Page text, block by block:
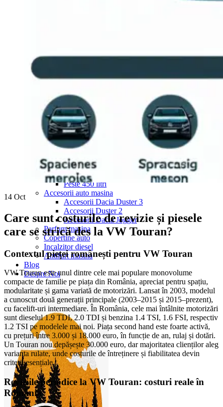
Navigație Passat CC
Navigație Skoda Fabia 1
Navigație Skoda Octavia 1
Navigație Skoda Octavia 2
Navigație Skoda Octavia 3
Navigație Skoda Rapid
Navigație Skoda Superb 1
Navigație Skoda Superb 2
Navigație Toyota Avensis T25
Portbagaj Plafon Auto
Sub 350 Litri
Peste 350 Litri
Peste 450 litri
Accesorii auto masina
Accesorii Dacia Duster 3
Accesorii Duster 2
Accesorii Dacia Jogger
Parfum masina
Copertine auto
Incalzitor diesel
Antifurt masina
Blog
Despre Noi
14 Oct
Care sunt costurile de revizie și piesele
care se strică des la VW Touran?
Contextul pieței românești pentru VW Touran
VW Touran este unul dintre cele mai populare monovolume
compacte de familie pe piața din România, apreciat pentru spațiu,
modularitate și gama variată de motorizări. Lansat în 2003, modelul
a cunoscut două generații principale (2003–2015 și 2015–prezent),
cu facelift-uri intermediare. În România, cele mai întâlnite motorizări
sunt dieselul 1.9 TDI, 2.0 TDI și benzina 1.4 TSI, 1.6 FSI, respectiv
1.2 TSI pe modelele mai noi. Piața second hand este foarte activă,
cu prețuri între 3.000 și 18.000 euro, în funcție de an, rulaj și dotări.
Un Touran nou depășește 30.000 euro, dar majoritatea clienților aleg
varianta rulate, unde costurile de întreținere și fiabilitatea devin
criterii esențiale.
Reviziile periodice la VW Touran: costuri reale în
România